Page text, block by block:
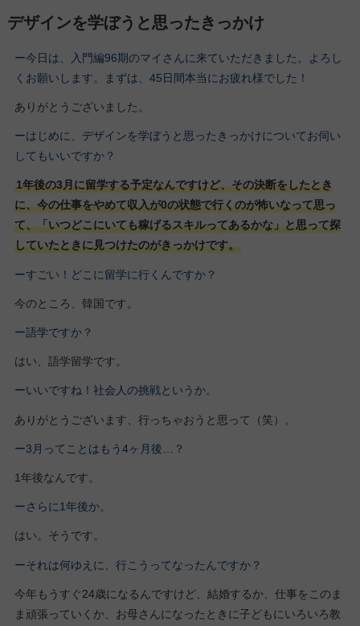
デザインを学ぼうと思ったきっかけ
ー今日は、入門編96期のマイさんに来ていただきました。よろし
くお願いします。
まずは、45日間本当にお疲れ様でした！
ありがとうございました。
ーはじめに、デザインを学ぼうと思ったきっかけについてお伺い
してもいいですか？
1年後の3月に留学する予定なんですけど、その決断をしたとき
に、今の仕事をやめて収入が0の状態で行くのが怖いなって思っ
て、「いつどこにいても稼げるスキルってあるかな」と思って探
していたときに見つけたのがきっかけです。
ーすごい！どこに留学に行くんですか？
今のところ、韓国です。
ー語学ですか？
はい、語学留学です。
ーいいですね！社会人の挑戦というか。
ありがとうございます、行っちゃおうと思って（笑）。
ー3月ってことはもう4ヶ月後…？
1年後なんです。
ーさらに1年後か。
はい。そうです。
ーそれは何ゆえに、行こうってなったんですか？
今年もうすぐ24歳になるんですけど、結婚するか、仕事をこのま
ま頑張っていくか、お母さんになったときに子どもにいろいろ教